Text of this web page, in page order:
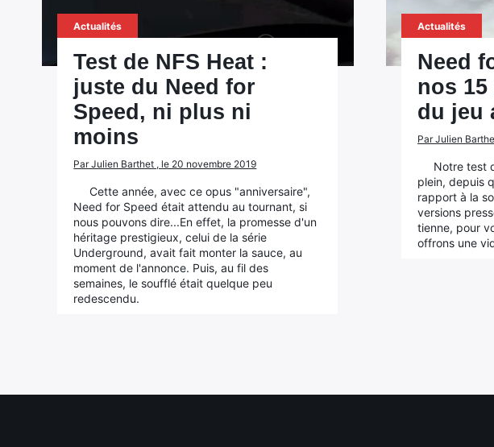
Actualités
Test de NFS Heat :
juste du Need for
Speed, ni plus ni
moins
Par Julien Barthet , le 20 novembre 2019
Cette année, avec ce opus "anniversaire",
Need for Speed était attendu au tournant, si
nous pouvons dire...En effet, la promesse d'un
héritage prestigieux, celui de la série
Underground, avait fait monter la sauce, au
moment de l'annonce. Puis, au fil des
semaines, le soufflé était quelque peu
redescendu.
Actualités
Need
nos
du jeu
Par Julien
Notre test
plein, depuis
rapport à la
versions
tienne, pour
offrons une